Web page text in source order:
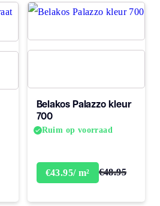
Belakos Palazzo kleur
700
Ruim op voorraad
€43.95/ m² €48.95